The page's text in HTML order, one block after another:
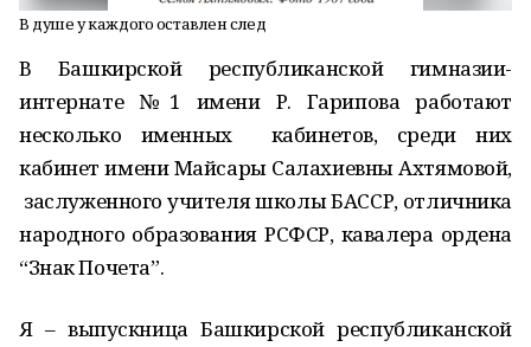
В душе у каждого оставлен след
В Башкирской республиканской гимназии-
интернате №1 имени Р. Гарипова работают
несколько именных кабинетов, среди них
кабинет имени Майсары Салахиевны Ахтямовой,
заслуженного учителя школы БАССР, отличника
народного образования РСФСР, кавалера ордена
“Знак Почета”.
Я – выпускница Башкирской республиканской